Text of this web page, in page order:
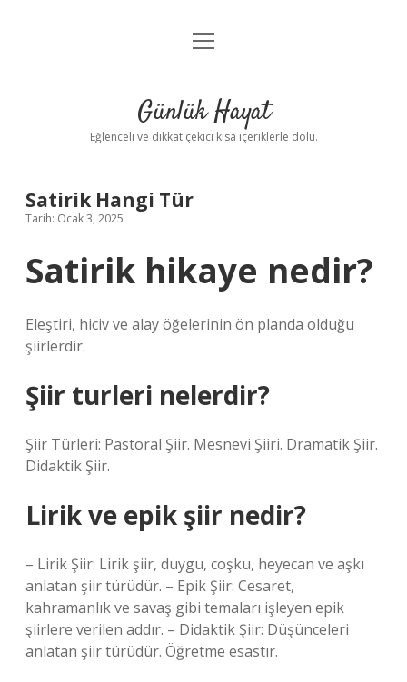
Anasayfa
Yasal Uyarı
menüyü
Günlük Hayat
Eğlenceli ve dikkat çekici kısa içeriklerle dolu.
Satirik Hangi Tür
Tarih: Ocak 3, 2025
Satirik hikaye nedir?
Eleştiri, hiciv ve alay öğelerinin ön planda olduğu
şiirlerdir.
Şiir turleri nelerdir?
Şiir Türleri: Pastoral Şiir. Mesnevi Şiiri. Dramatik Şiir.
Didaktik Şiir.
Lirik ve epik şiir nedir?
– Lirik Şiir: Lirik şiir, duygu, coşku, heyecan ve aşkı
anlatan şiir türüdür. – Epik Şiir: Cesaret,
kahramanlık ve savaş gibi temaları işleyen epik
şiirlere verilen addır. – Didaktik Şiir: Düşünceleri
anlatan şiir türüdür. Öğretme esastır.